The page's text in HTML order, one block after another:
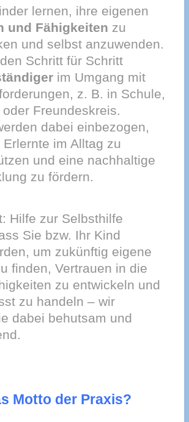
lernen, ihre eigenen
und Fähigkeiten zu
und selbst anzuwenden.
Schritt für Schritt
im Umgang mit
z. B. in Schule,
Freundeskreis.
dabei einbezogen,
Erlernte im Alltag zu
und eine nachhaltige
zu fördern.
Hilfe zur Selbsthilfe
Sie bzw. Ihr Kind
um zukünftig eigene
finden, Vertrauen in die
zu entwickeln und
zu handeln – wir
dabei behutsam und
Motto der Praxis?